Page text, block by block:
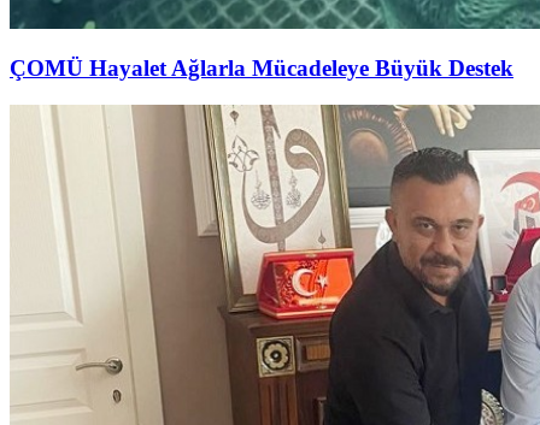
ÇOMÜ Hayalet Ağlarla Mücadeleye Büyük Destek